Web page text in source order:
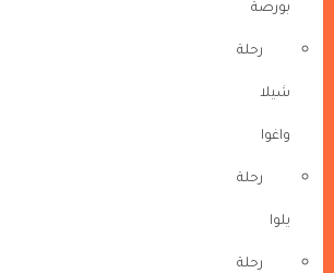
بورصة
رحلة
شيلا
واغوا
رحلة
يلوا
رحلة